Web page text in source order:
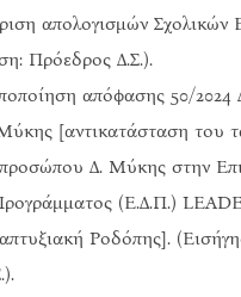
απολογισμών Σχολικών
Πρόεδρος Δ.Σ.).
απόφασης 50/2024
[αντικατάσταση του
Δ. Μύκης στην
(Ε.Δ.Π.)
Ροδόπης].